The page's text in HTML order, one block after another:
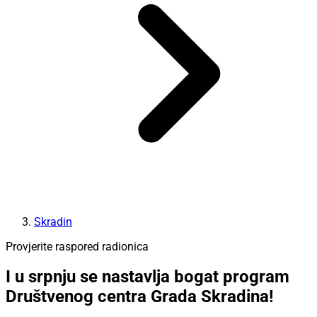
Skradin
Provjerite raspored radionica
I u srpnju se nastavlja bogat program
Društvenog centra Grada Skradina!